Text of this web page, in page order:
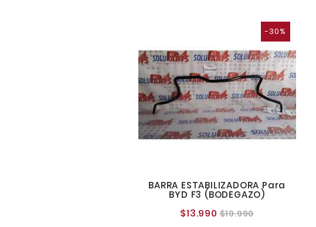
-30%
BARRA ESTABILIZADORA Para
BYD F3 (BODEGAZO)
$13.990 Precio
$19.990Precio